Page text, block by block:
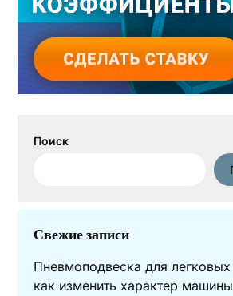
Поиск
Свежие записи
Пневмоподвеска для
как изменить характер